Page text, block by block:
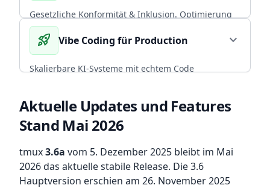
CORE EXPERTISE
Diesen Service wählenarrow_forward
Gesetzliche Konformität & Inklusion. Optimierung
von Performance und Conversion durch radikal
nutzerzentriertes, universelles Design.
BFSG COMPLIANT
rocket_launch Vibe Coding für Production expand_more
Skalierbare KI-Systeme mit echtem Code
Diesen Service wählenarrow_forward
Aktuelle Updates und Features
Stand Mai 2026
tmux3.6a vom 5. Dezember 2025 bleibt im Mai
2026 das aktuelle stabile Release. Die 3.6
Hauptversion erschien am 26. November 2025